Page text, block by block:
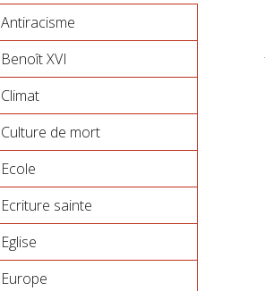
Antiracisme
Benoît XVI
Climat
Culture de mort
Ecole
Ecriture sainte
Eglise
Europe